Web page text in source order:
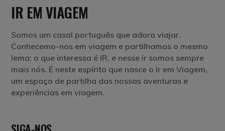
IR EM VIAGEM
Somos um casal português que adora viajar.
Conhecemo-nos em viagem e partilhamos o mesmo
lema: o que interessa é IR, e nesse ir somos sempre
mais nós. É neste espírito que nasce o Ir em Viagem,
um espaço de partilha das nossas aventuras e
experiências em viagem.